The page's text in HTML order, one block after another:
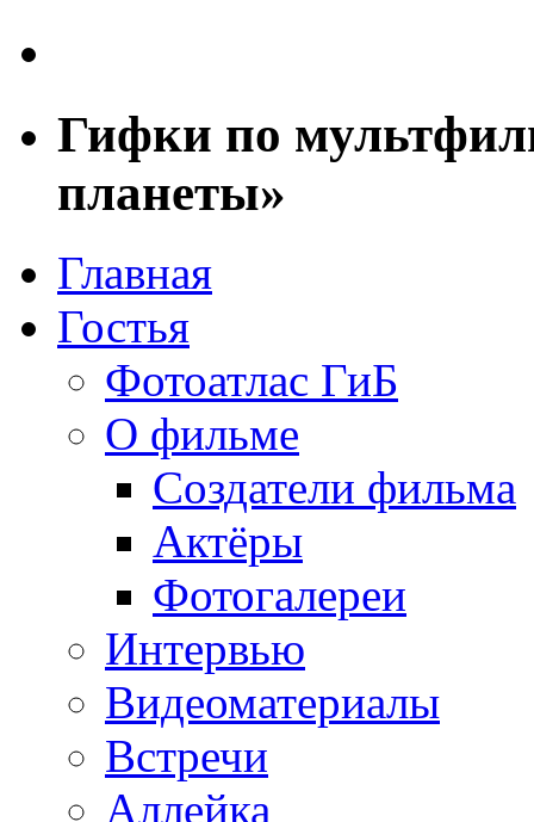
Гифки по
планеты»
Главная
Гостья
Фотоатлас ГиБ
О фильме
Создатели фильма
Актёры
Фотогалереи
Интервью
Видеоматериалы
Встречи
Аллейка